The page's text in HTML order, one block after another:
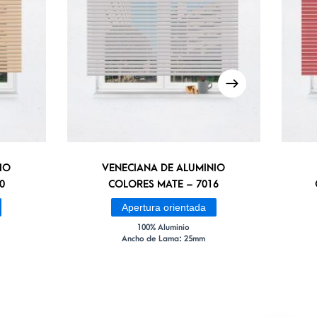
VENECIANA DE ALUMINIO
COLORES MATE – 7016
Apertura orientada
100% Aluminio
Ancho de Lama: 25mm